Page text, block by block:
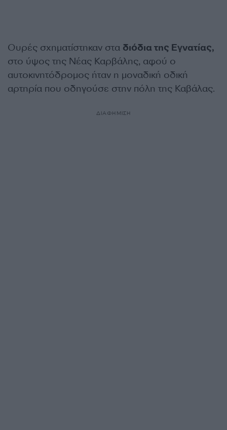
Ουρές σχηματίστηκαν στα διόδια της Εγνατίας,
στο ύψος της Νέας Καρβάλης, αφού ο
αυτοκινητόδρομος ήταν η μοναδική οδική
αρτηρία που οδηγούσε στην πόλη της Καβάλας.
ΔΙΑΦΗΜΙΣΗ